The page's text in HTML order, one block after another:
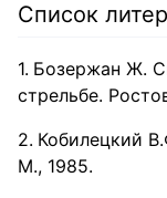
Список
Бозержан Ж.
стрельбе.
Кобилецкий
М., 1985.